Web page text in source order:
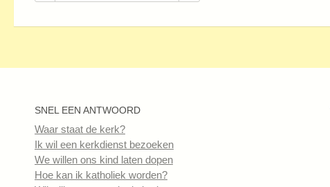
SNEL EEN ANTWOORD
Waar staat de kerk?
Ik wil een kerkdienst bezoeken
We willen ons kind laten dopen
Hoe kan ik katholiek worden?